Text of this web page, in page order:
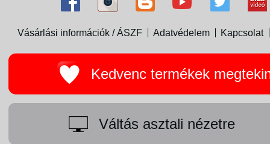
Vásárlási információk / ÁSZF Adatvédelem Kapcsolat
Kedvenc termékek
Váltás asztali nézetre